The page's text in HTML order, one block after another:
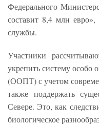
Федерального
составит 8,4 млн
службы.
Участники
укрепить систему особо
(ООПТ) с учетом
также поддержать
Севере. Это, как
биологическое